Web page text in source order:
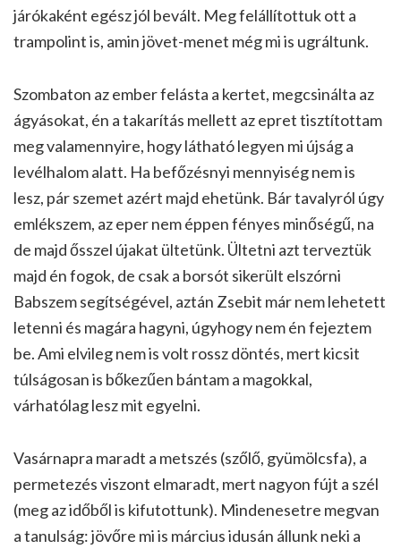
járókaként egész jól bevált. Meg felállítottuk ott a
trampolint is, amin jövet-menet még mi is ugráltunk.
Szombaton az ember felásta a kertet, megcsinálta az
ágyásokat, én a takarítás mellett az epret tisztítottam
meg valamennyire, hogy látható legyen mi újság a
levélhalom alatt. Ha befőzésnyi mennyiség nem is
lesz, pár szemet azért majd ehetünk. Bár tavalyról úgy
emlékszem, az eper nem éppen fényes minőségű, na
de majd ősszel újakat ültetünk. Ültetni azt terveztük
majd én fogok, de csak a borsót sikerült elszórni
Babszem segítségével, aztán Zsebit már nem lehetett
letenni és magára hagyni, úgyhogy nem én fejeztem
be. Ami elvileg nem is volt rossz döntés, mert kicsit
túlságosan is bőkezűen bántam a magokkal,
várhatólag lesz mit egyelni.
Vasárnapra maradt a metszés (szőlő, gyümölcsfa), a
permetezés viszont elmaradt, mert nagyon fújt a szél
(meg az időből is kifutottunk). Mindenesetre megvan
a tanulság: jövőre mi is március idusán állunk neki a